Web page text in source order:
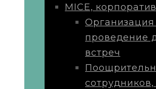
MICE,
Организация
проведение
встреч